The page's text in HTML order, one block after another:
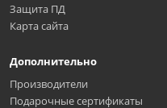
Защита ПД
Карта сайта
Дополнительно
Производители
Подарочные сертификаты